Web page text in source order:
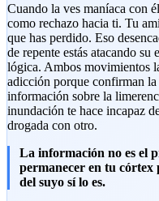
Cuando la ves maníaca con
como rechazo hacia ti. Tu
que has perdido. Eso
de repente estás atacando su
lógica. Ambos movimientos
adicción porque confirman
información sobre la
inundación te hace incapaz
drogada con otro.
La información no es el
permanecer en tu córtex
del suyo sí lo es.